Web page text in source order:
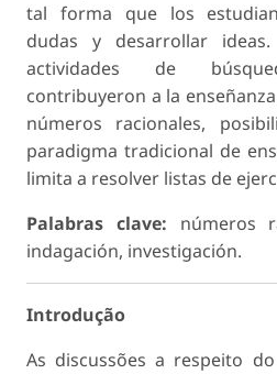
tal forma que los
dudas y desarrollar
actividades de
contribuyeron a la
números racionales,
paradigma tradicional de
limita a resolver listas de
Palabras clave: números
indagación, investigación.
Introdução
As discussões a respeito